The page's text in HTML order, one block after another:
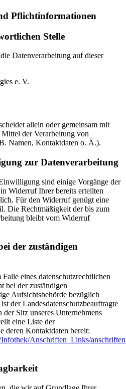
Pflichtinformationen
Stelle
Datenverarbeitung auf dieser
e. V.
allein oder gemeinsam mit
der Verarbeitung von
Namen, Kontaktdaten o. Ä.).
zur Datenverarbeitung
sind einige Vorgänge der
Widerruf Ihrer bereits erteilten
Für den Widerruf genügt eine
Die Rechtmäßigkeit der bis zum
bleibt vom Widerruf
der zuständigen
eines datenschutzrechtlichen
bei der zuständigen
Aufsichtsbehörde bezüglich
der Landesdatenschutzbeauftragte
der Sitz unseres Unternehmens
eine Liste der
deren Kontaktdaten bereit:
Anschriften_Links/